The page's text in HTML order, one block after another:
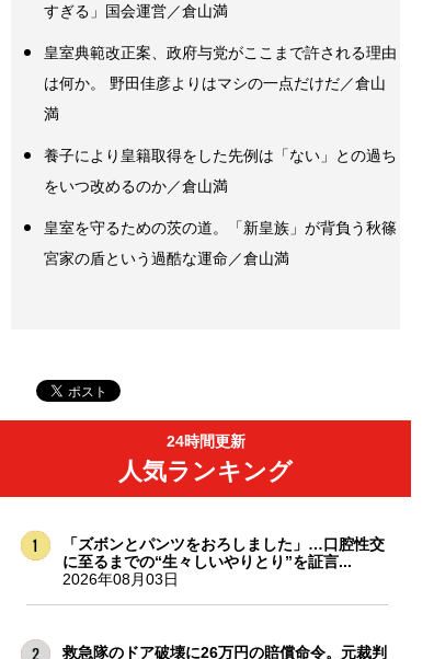
すぎる」国会運営／倉山満
皇室典範改正案、政府与党がここまで許される理由
は何か。 野田佳彦よりはマシの一点だけだ／倉山
満
養子により皇籍取得をした先例は「ない」との過ち
をいつ改めるのか／倉山満
皇室を守るための茨の道。「新皇族」が背負う秋篠
宮家の盾という過酷な運命／倉山満
24時間更新
人気ランキング
「ズボンとパンツをおろしました」…口腔性交
に至るまでの“生々しいやりとり”を証言...
2026年08月03日
救急隊のドア破壊に26万円の賠償命令。元裁判